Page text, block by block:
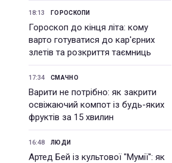
18:13 ГОРОСКОПИ
Гороскоп до кінця літа: кому
варто готуватися до кар'єрних
злетів та розкриття таємниць
17:34 СМАЧНО
Варити не потрібно: як закрити
освіжаючий компот із будь-яких
фруктів за 15 хвилин
16:48 ЛЮДИ
Артед Бей із культової "Мумії": як